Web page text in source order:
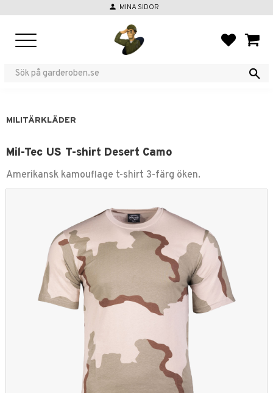
person MINA SIDOR
MILITÄRKLÄDER
Mil-Tec US T-shirt Desert Camo
Amerikansk kamouflage t-shirt 3-färg öken.